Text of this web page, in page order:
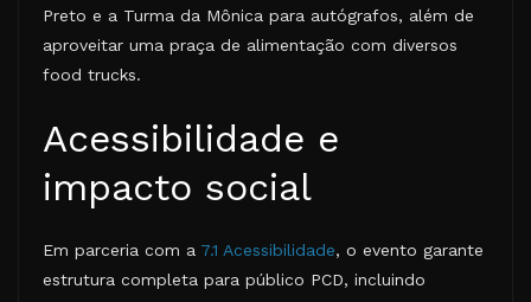
Preto e a Turma da Mônica para autógrafos, além de
aproveitar uma praça de alimentação com diversos
food trucks.
Acessibilidade e
impacto social
Em parceria com a 7.1 Acessibilidade, o evento garante
estrutura completa para público PCD, incluindo